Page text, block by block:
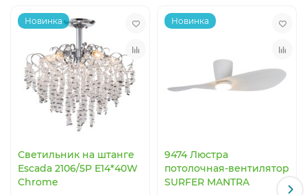
Новинка
Светильник на штанге
Escada 2106/5P E14*40W
Chrome
Новинка
9474 Люстра
потолочная-вентилятор
SURFER MANTRA